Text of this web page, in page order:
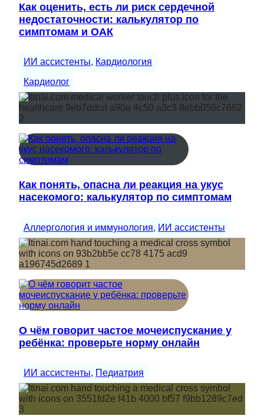
Как оценить, есть ли риск сердечной
недостаточности: калькулятор по
симптомам и ОАК
ИИ ассистенты, Кардиология
Кардиолог
Как понять, опасна ли реакция на укус
насекомого: калькулятор по симптомам
Аллергология и иммунология, ИИ ассистенты
О чём говорит частое мочеиспускание у
ребёнка: проверьте норму онлайн
ИИ ассистенты, Педиатрия